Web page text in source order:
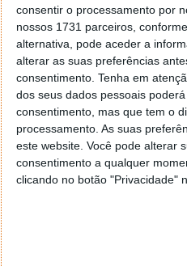
consentir o processamento por
nossos 1731 parceiros,
alternativa, pode aceder a
alterar as suas preferências
consentimento. Tenha em
dos seus dados pessoais
consentimento, mas que tem o
processamento. As suas
este website. Você pode alterar
consentimento a qualquer
clicando no botão "Privacidade"
Uma substituta da
De acordo com os
GTX 1630 deverá substituir
poderá custar menos de
não se sabe praticamente
especificações deste
pode então chegar em